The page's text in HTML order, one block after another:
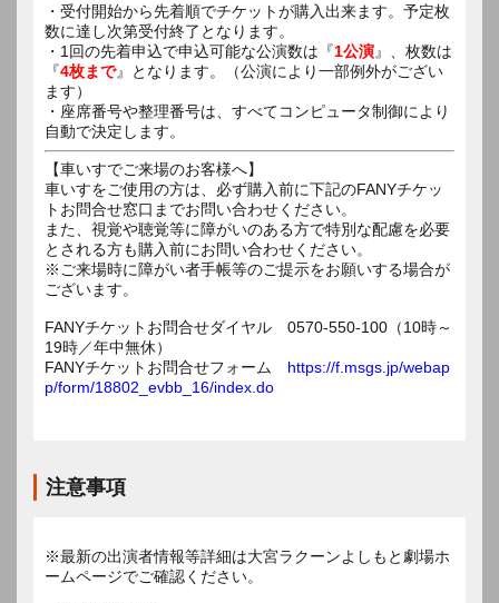
・受付開始から先着順でチケットが購入出来ます。予定枚
数に達し次第受付終了となります。
・1回の先着申込で申込可能な公演数は『1公演』、枚数は
『4枚まで』となります。（公演により一部例外がござい
ます）
・座席番号や整理番号は、すべてコンピュータ制御により
自動で決定します。
【車いすでご来場のお客様へ】
車いすをご使用の方は、必ず購入前に下記のFANYチケッ
トお問合せ窓口までお問い合わせください。
また、視覚や聴覚等に障がいのある方で特別な配慮を必要
とされる方も購入前にお問い合わせください。
※ご来場時に障がい者手帳等のご提示をお願いする場合が
ございます。
FANYチケットお問合せダイヤル 0570-550-100（10時～
19時／年中無休）
FANYチケットお問合せフォーム https://f.msgs.jp/webap
p/form/18802_evbb_16/index.do
注意事項
※最新の出演者情報等詳細は大宮ラクーンよしもと劇場ホ
ームページでご確認ください。